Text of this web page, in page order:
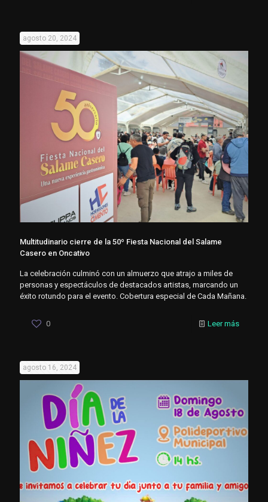
agosto 20, 2024
Multitudinario cierre de la 50º Fiesta Nacional del Salame
Casero en Oncativo
La celebración culminó con un almuerzo que atrajo a miles de
personas y espectáculos de destacados artistas, marcando un
éxito rotundo para el evento. Cobertura especial de Cada Mañana.
0 Leer más
agosto 16, 2024